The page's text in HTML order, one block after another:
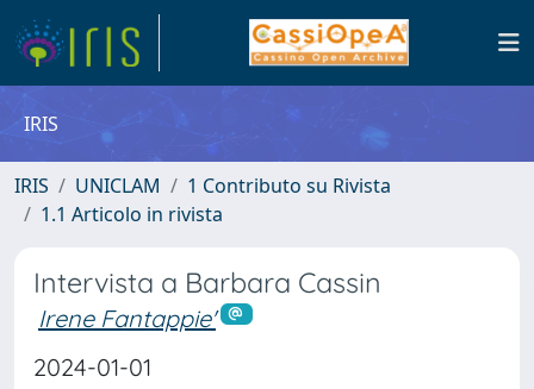
IRIS
IRIS UNICLAM
1 Contributo su Rivista
1.1 Articolo in rivista
Intervista a Barbara Cassin
Irene Fantappie'
2024-01-01